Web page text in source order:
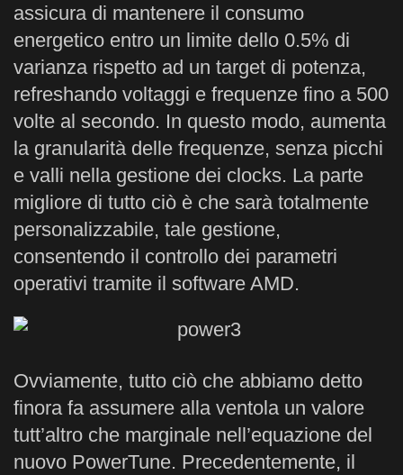
assicura di mantenere il consumo
energetico entro un limite dello 0.5% di
varianza rispetto ad un target di potenza,
refreshando voltaggi e frequenze fino a 500
volte al secondo. In questo modo, aumenta
la granularità delle frequenze, senza picchi
e valli nella gestione dei clocks. La parte
migliore di tutto ciò è che sarà totalmente
personalizzabile, tale gestione,
consentendo il controllo dei parametri
operativi tramite il software AMD.
Ovviamente, tutto ciò che abbiamo detto
finora fa assumere alla ventola un valore
tutt’altro che marginale nell’equazione del
nuovo PowerTune. Precedentemente, il